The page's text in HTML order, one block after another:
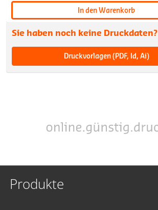
In den Warenkorb
Sie haben noch keine Druckdaten?
Druckvorlagen (PDF, Id, Ai)
Produkte